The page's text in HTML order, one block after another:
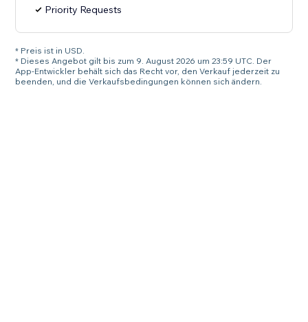
Priority Requests
* Preis ist in USD.
* Dieses Angebot gilt bis zum 9. August 2026 um 23:59 UTC. Der
App-Entwickler behält sich das Recht vor, den Verkauf jederzeit zu
beenden, und die Verkaufsbedingungen können sich ändern.